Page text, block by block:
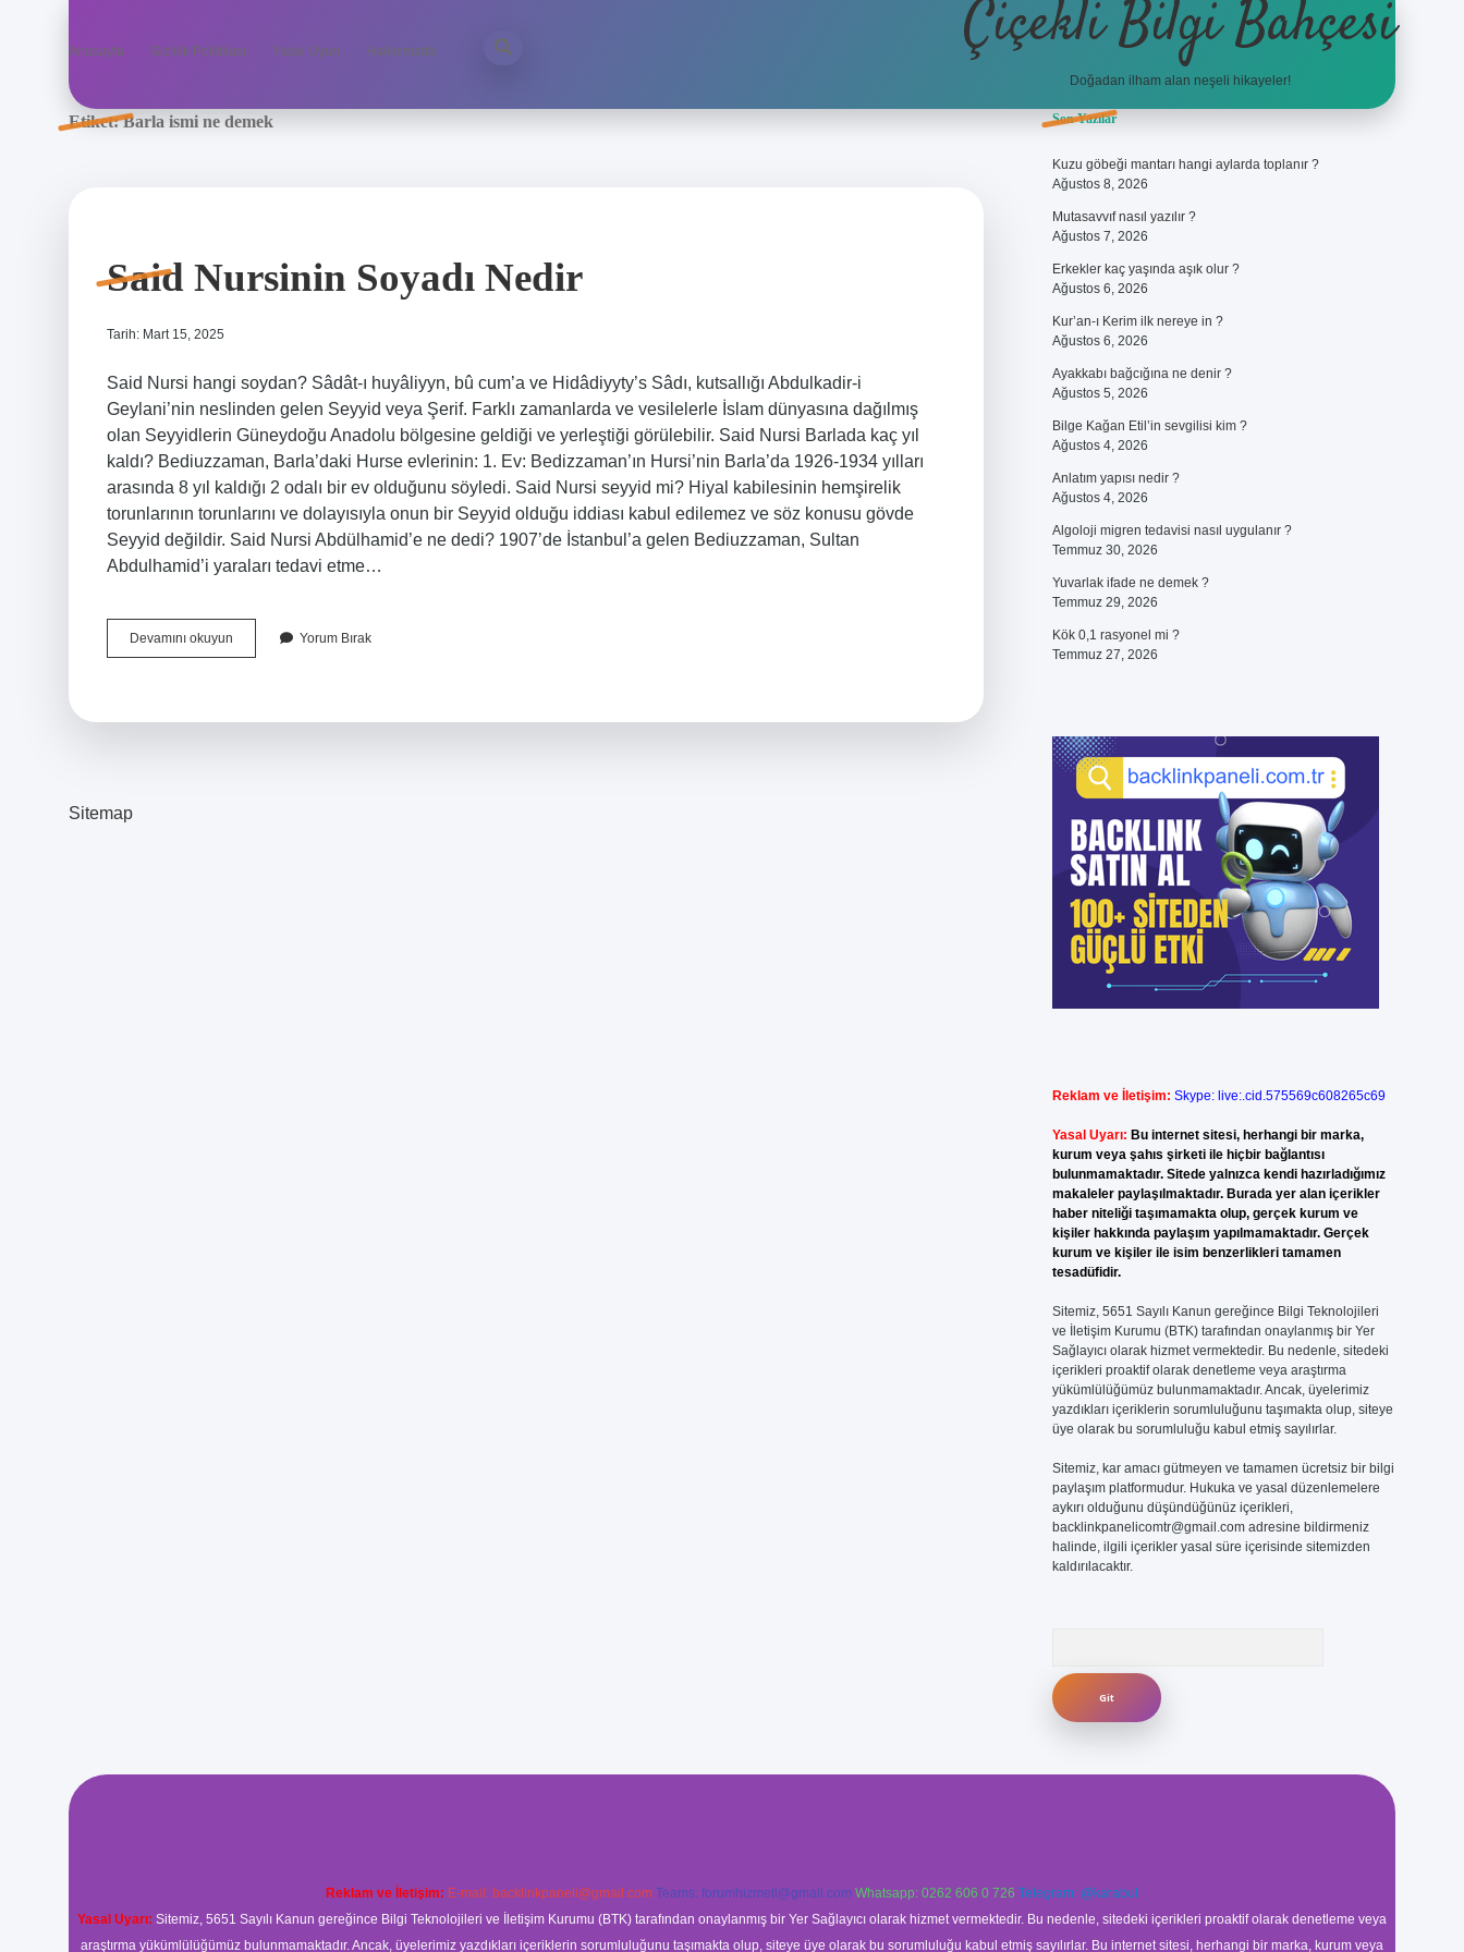
Anasayfa Gizlilik Politikası Yasal Uyarı Hakkımızda Çiçekli Bilgi Bahçesi
Doğadan ilham alan neşeli hikayeler!
Etiket:Barla ismi ne demek
Said Nursinin Soyadı Nedir
Tarih: Mart 15, 2025
Said Nursi hangi soydan? Sâdât-ı huyâliyyn, bû cum’a ve Hidâdiyyty’s Sâdı, kutsallığı Abdulkadir-i
Geylani’nin neslinden gelen Seyyid veya Şerif. Farklı zamanlarda ve vesilelerle İslam dünyasına dağılmış
olan Seyyidlerin Güneydoğu Anadolu bölgesine geldiği ve yerleştiği görülebilir. Said Nursi Barlada kaç yıl
kaldı? Bediuzzaman, Barla’daki Hurse evlerinin: 1. Ev: Bedizzaman’ın Hursi’nin Barla’da 1926-1934 yılları
arasında 8 yıl kaldığı 2 odalı bir ev olduğunu söyledi. Said Nursi seyyid mi? Hiyal kabilesinin hemşirelik
torunlarının torunlarını ve dolayısıyla onun bir Seyyid olduğu iddiası kabul edilemez ve söz konusu gövde
Seyyid değildir. Said Nursi Abdülhamid’e ne dedi? 1907’de İstanbul’a gelen Bediuzzaman, Sultan
Abdulhamid’i yaraları tedavi etme…
Devamını okuyun
Nursinin
Yorum Bırak
Sitemap
Sidebar
Son Yazılar
Kuzu göbeği mantarı hangi aylarda toplanır ?
Ağustos 8, 2026
Mutasavvıf nasıl yazılır ?
Ağustos 7, 2026
Erkekler kaç yaşında aşık olur ?
Ağustos 6, 2026
Kur’an-ı Kerim ilk nereye in ?
Ağustos 6, 2026
Ayakkabı bağcığına ne denir ?
Ağustos 5, 2026
Bilge Kağan Etil’in sevgilisi kim ?
Ağustos 4, 2026
Anlatım yapısı nedir ?
Ağustos 4, 2026
Algoloji migren tedavisi nasıl uygulanır ?
Temmuz 30, 2026
Yuvarlak ifade ne demek ?
Temmuz 29, 2026
Kök 0,1 rasyonel mi ?
Temmuz 27, 2026
Reklam ve İletişim: Skype: live:.cid.575569c608265c69
Yasal Uyarı: Bu internet sitesi, herhangi bir marka,
kurum veya şahıs şirketi ile hiçbir bağlantısı
bulunmamaktadır. Sitede yalnızca kendi hazırladığımız
makaleler paylaşılmaktadır. Burada yer alan içerikler
haber niteliği taşımamakta olup, gerçek kurum ve
kişiler hakkında paylaşım yapılmamaktadır. Gerçek
kurum ve kişiler ile isim benzerlikleri tamamen
tesadüfidir.
Sitemiz, 5651 Sayılı Kanun gereğince Bilgi Teknolojileri
ve İletişim Kurumu (BTK) tarafından onaylanmış bir Yer
Sağlayıcı olarak hizmet vermektedir. Bu nedenle, sitedeki
içerikleri proaktif olarak denetleme veya araştırma
yükümlülüğümüz bulunmamaktadır. Ancak, üyelerimiz
yazdıkları içeriklerin sorumluluğunu taşımakta olup, siteye
üye olarak bu sorumluluğu kabul etmiş sayılırlar.
Sitemiz, kar amacı gütmeyen ve tamamen ücretsiz bir bilgi
paylaşım platformudur. Hukuka ve yasal düzenlemelere
aykırı olduğunu düşündüğünüz içerikleri,
backlinkpanelicomtr@gmail.comadresine bildirmeniz
halinde, ilgili içerikler yasal süre içerisinde sitemizden
kaldırılacaktır.
Reklam ve İletişim: E-mail: backlinkpaneli@gmail.com Teams: forumhizmeti@gmail.com Whatsapp: 0262 606 0 726 Telegram: @karabul
Yasal Uyarı: Sitemiz, 5651 Sayılı Kanun gereğince Bilgi Teknolojileri ve İletişim Kurumu (BTK) tarafından onaylanmış bir Yer Sağlayıcı olarak hizmet vermektedir. Bu nedenle, sitedeki içerikleri proaktif olarak denetleme veya
araştırma yükümlülüğümüz bulunmamaktadır. Ancak, üyelerimiz yazdıkları içeriklerin sorumluluğunu taşımakta olup, siteye üye olarak bu sorumluluğu kabul etmiş sayılırlar. Bu internet sitesi, herhangi bir marka, kurum veya